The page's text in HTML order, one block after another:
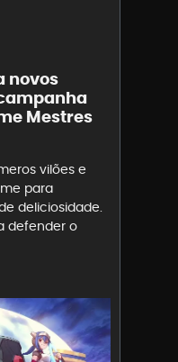
novos
Mestres
vilões e
para
deliciosidade.
defender o